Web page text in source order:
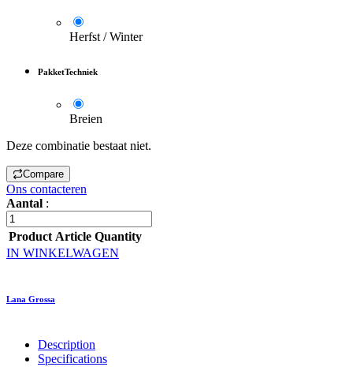
Herfst / Winter
PakketTechniek
Breien
Deze combinatie bestaat niet.
Compare
Ons contacteren
Aantal :
Product Article Quantity
IN WINKELWAGEN
Lana Grossa
Description
Specifications